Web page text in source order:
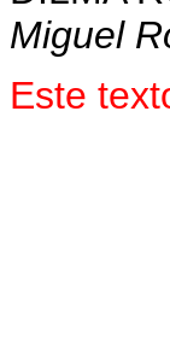
Miguel
Este